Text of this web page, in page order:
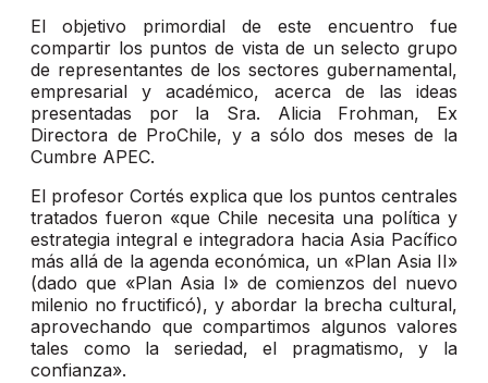
El objetivo primordial de este encuentro fue
compartir los puntos de vista de un selecto grupo
de representantes de los sectores gubernamental,
empresarial y académico, acerca de las ideas
presentadas por la Sra. Alicia Frohman, Ex
Directora de ProChile, y a sólo dos meses de la
Cumbre APEC.
El profesor Cortés explica que los puntos centrales
tratados fueron «que Chile necesita una política y
estrategia integral e integradora hacia Asia Pacífico
más allá de la agenda económica, un «Plan Asia II»
(dado que «Plan Asia I» de comienzos del nuevo
milenio no fructificó), y abordar la brecha cultural,
aprovechando que compartimos algunos valores
tales como la seriedad, el pragmatismo, y la
confianza».